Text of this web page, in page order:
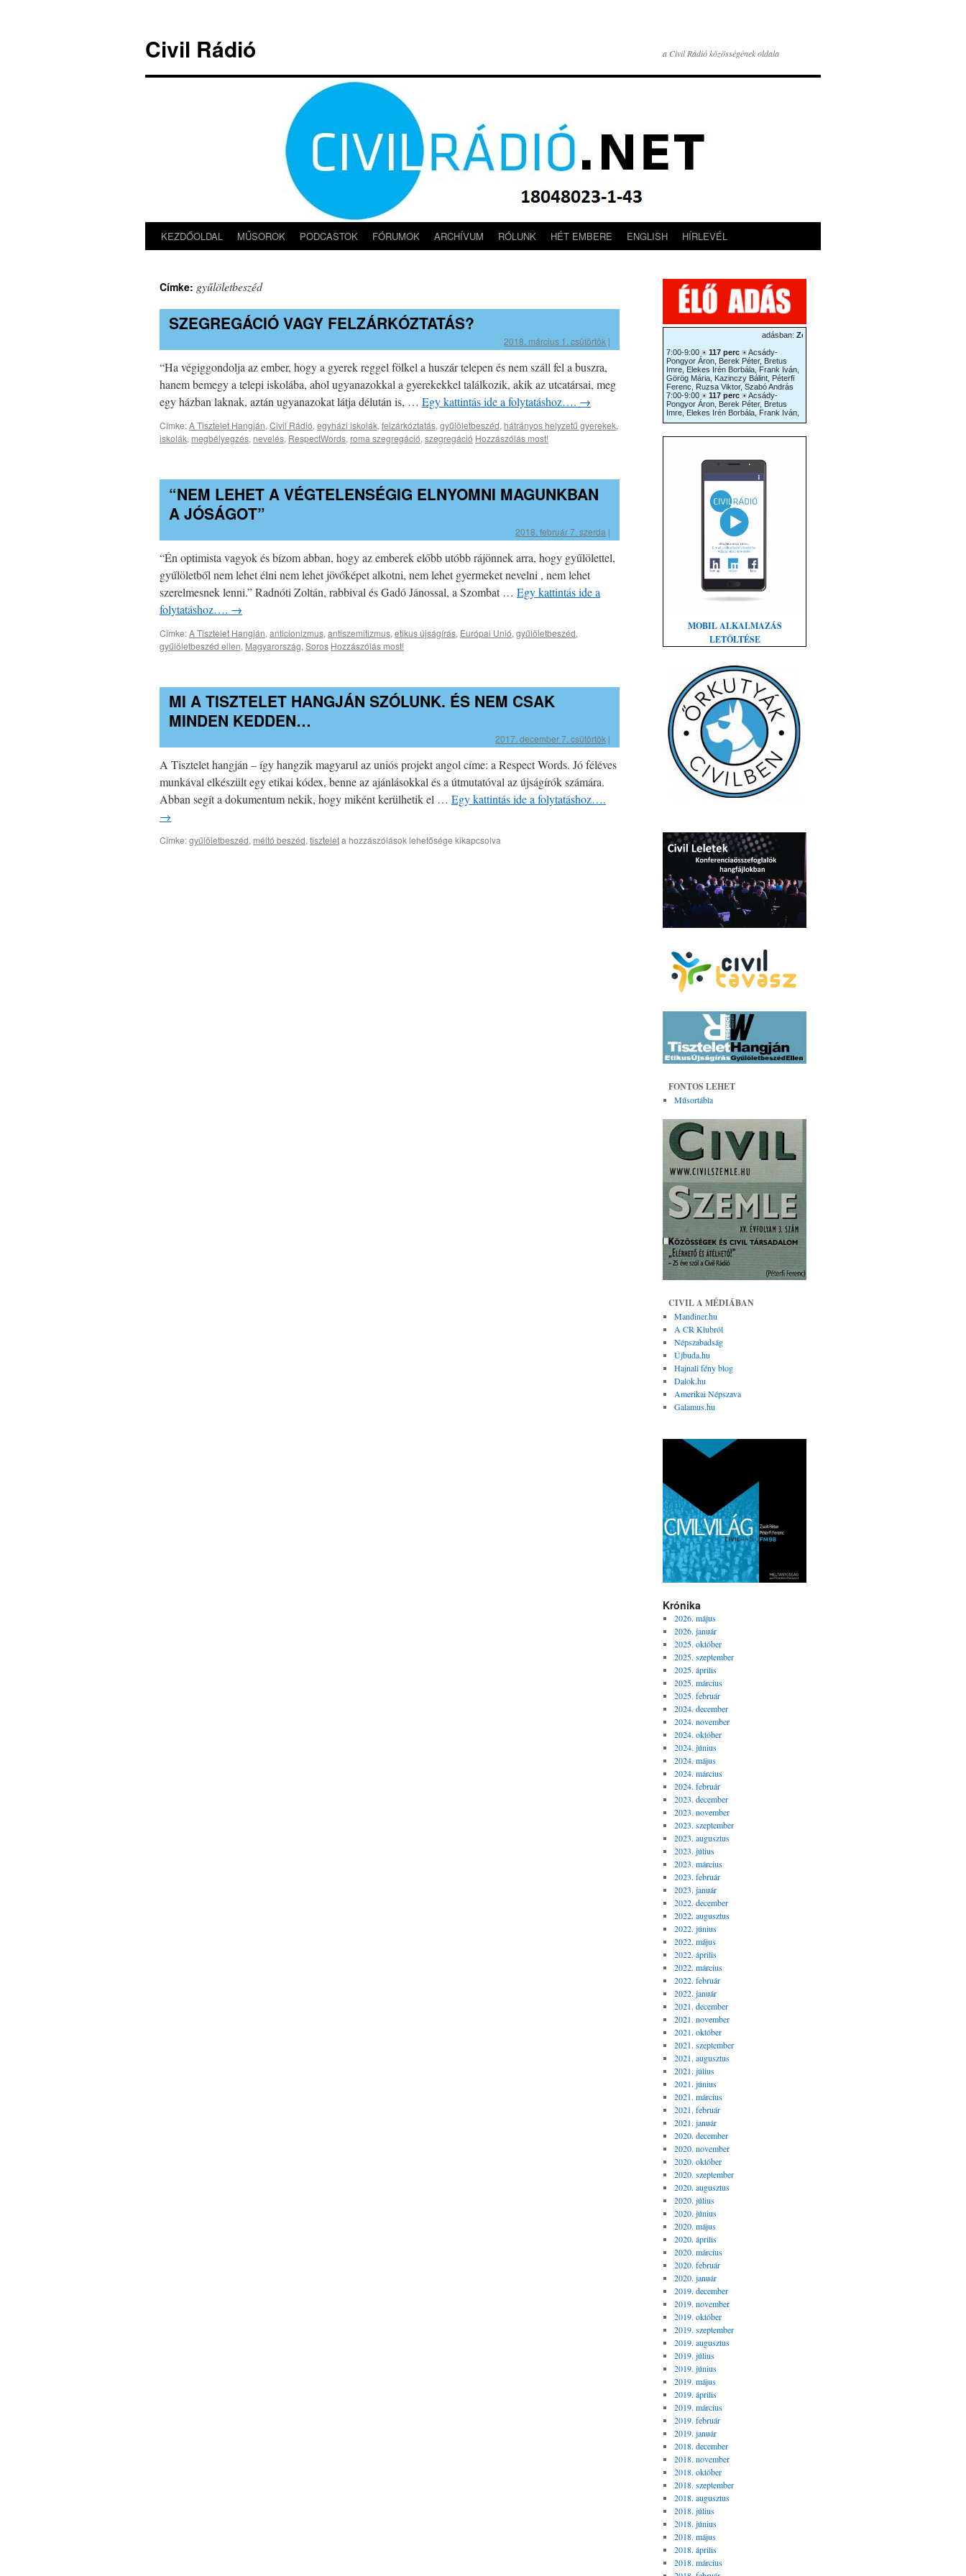
tartalomba
Civil Rádió a Civil Rádió közösségének oldala
KEZDŐOLDAL MŰSOROK PODCASTOK FÓRUMOK ARCHÍVUM RÓLUNK HÉT EMBERE ENGLISH HÍRLEVÉL
Címke: gyűlöletbeszéd
SZEGREGÁCIÓ VAGY FELZÁRKÓZTATÁS?
2018. március 1. csütörtök |
“Ha végiggondolja az ember, hogy a gyerek reggel fölkel a huszár telepen és nem száll fel a buszra,
hanem bemegy a telepi iskolába, ahol ugyanazokkal a gyerekekkel találkozik, akik az utcatársai, meg
egy házban laknak, aztán ugyanazokat látja délután is, … Egy kattintás ide a folytatáshoz…. →
Címke:A Tisztelet Hangján, Civil Rádió, egyházi iskolák, felzárkóztatás, gyűlöletbeszéd, hátrányos helyzetű gyerekek,
iskolák, megbélyegzés, nevelés, RespectWords, roma szegregáció, szegregáció Hozzászólás most!
“NEM LEHET A VÉGTELENSÉGIG ELNYOMNI MAGUNKBAN
A JÓSÁGOT”
2018. február 7. szerda |
“Én optimista vagyok és bízom abban, hogy az emberek előbb utóbb rájönnek arra, hogy gyűlölettel,
gyűlöletből nem lehet élni nem lehet jövőképet alkotni, nem lehet gyermeket nevelni , nem lehet
szerelmesnek lenni.” Radnóti Zoltán, rabbival és Gadó Jánossal, a Szombat … Egy kattintás ide a
folytatáshoz…. →
Címke:A Tisztelet Hangján, anticionizmus, antiszemitizmus, etikus újságírás, Európai Unió, gyűlöletbeszéd,
gyűlöletbeszéd ellen, Magyarország, Soros Hozzászólás most!
MI A TISZTELET HANGJÁN SZÓLUNK. ÉS NEM CSAK
MINDEN KEDDEN…
2017. december 7. csütörtök |
A Tisztelet hangján – így hangzik magyarul az uniós projekt angol címe: a Respect Words. Jó féléves
munkával elkészült egy etikai kódex, benne az ajánlásokkal és a útmutatóval az újságírók számára.
Abban segít a dokumentum nekik, hogy miként kerülhetik el … Egy kattintás ide a folytatáshoz….
→
Címke:gyűlöletbeszéd, méltó beszéd, tiszteletMi
a hozzászólások lehetősége kikapcsolva
MOBIL ALKALMAZÁS
LETÖLTÉSE
FONTOS LEHET
Műsortábla
CIVIL A MÉDIÁBAN
Mandiner.hu
A CR Klubról
Népszabadság
Újbuda.hu
Hajnali fény blog
Dalok.hu
Amerikai Népszava
Galamus.hu
Krónika
2026. május
2026. január
2025. október
2025. szeptember
2025. április
2025. március
2025. február
2024. december
2024. november
2024. október
2024. június
2024. május
2024. március
2024. február
2023. december
2023. november
2023. szeptember
2023. augusztus
2023. július
2023. március
2023. február
2023. január
2022. december
2022. augusztus
2022. június
2022. május
2022. április
2022. március
2022. február
2022. január
2021. december
2021. november
2021. október
2021. szeptember
2021. augusztus
2021. július
2021. június
2021. március
2021. február
2021. január
2020. december
2020. november
2020. október
2020. szeptember
2020. augusztus
2020. július
2020. június
2020. május
2020. április
2020. március
2020. február
2020. január
2019. december
2019. november
2019. október
2019. szeptember
2019. augusztus
2019. július
2019. június
2019. május
2019. április
2019. március
2019. február
2019. január
2018. december
2018. november
2018. október
2018. szeptember
2018. augusztus
2018. július
2018. június
2018. május
2018. április
2018. március